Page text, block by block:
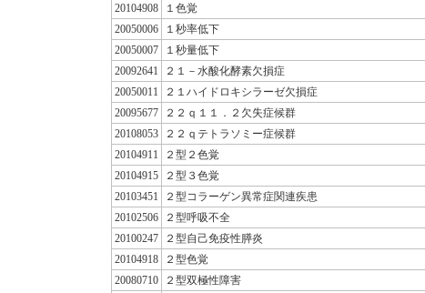
20104908
１色覚
20050006
１秒率低下
20050007
１秒量低下
20092641
２１－水酸化酵素欠損症
20050011
２１ハイドロキシラーゼ欠損症
20095677
２２ｑ１１．２欠失症候群
20108053
２２ｑテトラソミー症候群
20104911
２型２色覚
20104915
２型３色覚
20103451
２型コラーゲン異常症関連疾患
20102506
２型呼吸不全
20100247
２型自己免疫性膵炎
20104918
２型色覚
20080710
２型双極性障害